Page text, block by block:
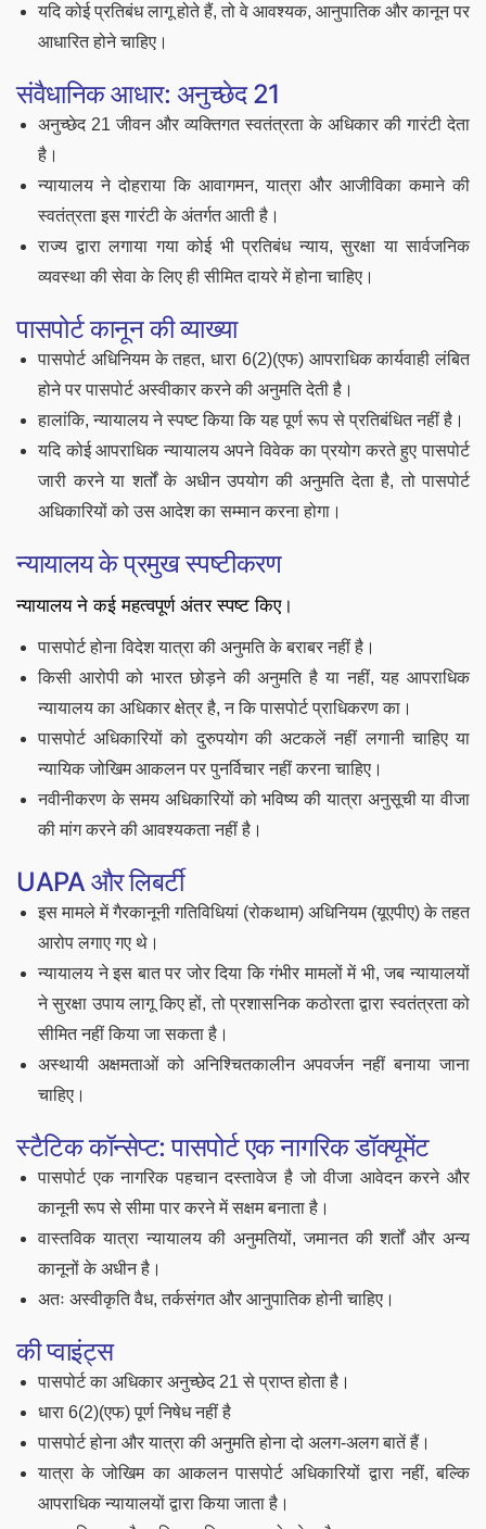
यदि कोई प्रतिबंध लागू होते हैं, तो वे आवश्यक, आनुपातिक और कानून पर
आधारित होने चाहिए।
संवैधानिक आधार: अनुच्छेद 21
अनुच्छेद 21 जीवन और व्यक्तिगत स्वतंत्रता के अधिकार की गारंटी देता
है।
न्यायालय ने दोहराया कि आवागमन, यात्रा और आजीविका कमाने की
स्वतंत्रता इस गारंटी के अंतर्गत आती है।
राज्य द्वारा लगाया गया कोई भी प्रतिबंध न्याय, सुरक्षा या सार्वजनिक
व्यवस्था की सेवा के लिए ही सीमित दायरे में होना चाहिए।
पासपोर्ट कानून की व्याख्या
पासपोर्ट अधिनियम के तहत, धारा 6(2)(एफ) आपराधिक कार्यवाही लंबित
होने पर पासपोर्ट अस्वीकार करने की अनुमति देती है।
हालांकि, न्यायालय ने स्पष्ट किया कि यह पूर्ण रूप से प्रतिबंधित नहीं है।
यदि कोई आपराधिक न्यायालय अपने विवेक का प्रयोग करते हुए पासपोर्ट
जारी करने या शर्तों के अधीन उपयोग की अनुमति देता है, तो पासपोर्ट
अधिकारियों को उस आदेश का सम्मान करना होगा।
न्यायालय के प्रमुख स्पष्टीकरण
न्यायालय ने कई महत्वपूर्ण अंतर स्पष्ट किए।
पासपोर्ट होना विदेश यात्रा की अनुमति के बराबर नहीं है।
किसी आरोपी को भारत छोड़ने की अनुमति है या नहीं, यह आपराधिक
न्यायालय का अधिकार क्षेत्र है, न कि पासपोर्ट प्राधिकरण का।
पासपोर्ट अधिकारियों को दुरुपयोग की अटकलें नहीं लगानी चाहिए या
न्यायिक जोखिम आकलन पर पुनर्विचार नहीं करना चाहिए।
नवीनीकरण के समय अधिकारियों को भविष्य की यात्रा अनुसूची या वीजा
की मांग करने की आवश्यकता नहीं है।
UAPA और लिबर्टी
इस मामले में गैरकानूनी गतिविधियां (रोकथाम) अधिनियम (यूएपीए) के तहत
आरोप लगाए गए थे।
न्यायालय ने इस बात पर जोर दिया कि गंभीर मामलों में भी, जब न्यायालयों
ने सुरक्षा उपाय लागू किए हों, तो प्रशासनिक कठोरता द्वारा स्वतंत्रता को
सीमित नहीं किया जा सकता है।
अस्थायी अक्षमताओं को अनिश्चितकालीन अपवर्जन नहीं बनाया जाना
चाहिए।
स्टैटिक कॉन्सेप्ट: पासपोर्ट एक नागरिक डॉक्यूमेंट
पासपोर्ट एक नागरिक पहचान दस्तावेज है जो वीजा आवेदन करने और
कानूनी रूप से सीमा पार करने में सक्षम बनाता है।
वास्तविक यात्रा न्यायालय की अनुमतियों, जमानत की शर्तों और अन्य
कानूनों के अधीन है।
अतः अस्वीकृति वैध, तर्कसंगत और आनुपातिक होनी चाहिए।
की प्वाइंट्स
पासपोर्ट का अधिकार अनुच्छेद 21 से प्राप्त होता है।
धारा 6(2)(एफ) पूर्ण निषेध नहीं है
पासपोर्ट होना और यात्रा की अनुमति होना दो अलग-अलग बातें हैं।
यात्रा के जोखिम का आकलन पासपोर्ट अधिकारियों द्वारा नहीं, बल्कि
आपराधिक न्यायालयों द्वारा किया जाता है।